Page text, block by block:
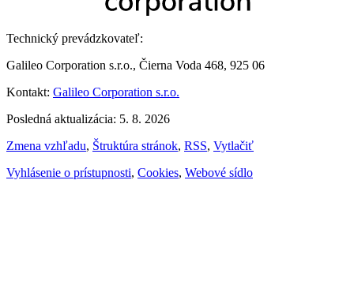
Technický prevádzkovateľ:
Galileo Corporation s.r.o., Čierna Voda 468, 925 06
Kontakt: Galileo Corporation s.r.o.
Posledná aktualizácia: 5. 8. 2026
Zmena vzhľadu, Štruktúra stránok, RSS, Vytlačiť
Vyhlásenie o prístupnosti, Cookies, Webové sídlo